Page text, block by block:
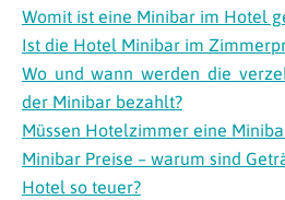
Womit ist eine Minibar im Hotel
Ist die Hotel Minibar im
Wo und wann werden die
der Minibar bezahlt?
Müssen Hotelzimmer eine
Minibar Preise – warum sind
Hotel so teuer?